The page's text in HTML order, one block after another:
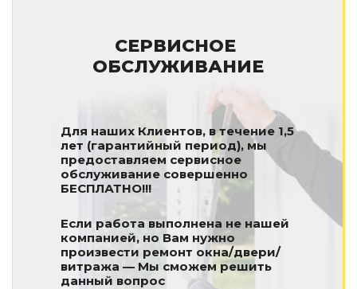
СЕРВИСНОЕ
ОБСЛУЖИВАНИЕ
Для наших Клиентов, в течение 1,5
лет (гарантийный период), мы
предоставляем сервисное
обслуживание совершенно
БЕСПЛАТНО!!!
Если работа выполнена не нашей
компанией, но Вам нужно
произвести ремонт окна/двери/
витража — Мы сможем решить
данный вопрос